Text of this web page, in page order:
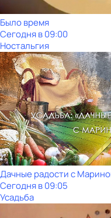
Было время
Сегодня в 09:00
Ностальгия
Дачные радости с
Сегодня в 09:05
Усадьба